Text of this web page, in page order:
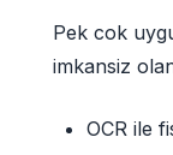
Pek cok
imkansiz
OCR ile